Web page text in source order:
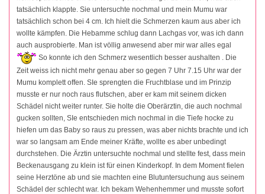
tatsächlich klappte. Sie untersuchte nochmal und mein Mumu war
tatsächlich schon bei 4 cm. Ich hielt die Schmerzen kaum aus aber ich
wollte kämpfen. Die Hebamme schlug dann Lachgas vor, was ich dann
auch ausprobierte. Man ist völlig anwesend aber mir war alles egal
So konnte ich den Schmerz wesentlich besser aushalten . Die
Zeit weiss ich nicht mehr genau aber so gegen 7 Uhr 7.15 Uhr war der
Mumu komplett offen. SIe sprengten die Fruchtblase und im Prinzip
musste er nur noch raus flutschen, aber er kam mit seinem dicken
Schädel nicht weiter runter. Sie holte die Oberärztin, die auch nochmal
gucken sollten, SIe entschieden mich nochmal in die Tiefe hocke zu
hiefen um das Baby so raus zu pressen, was aber nichts brachte und ich
war so langsam am Ende meiner Kräfte, wollte es aber unbedingt
durchstehen. Die Ärztin untersuchte nochmal und stellte fest, dass mein
Beckenausgang zu klein ist für einen Kinderkopf. In dem Moment fielen
seine Herztöne ab und sie machten eine Blutuntersuchung aus seinem
Schädel der schlecht war. Ich bekam Wehenhemmer und musste sofort